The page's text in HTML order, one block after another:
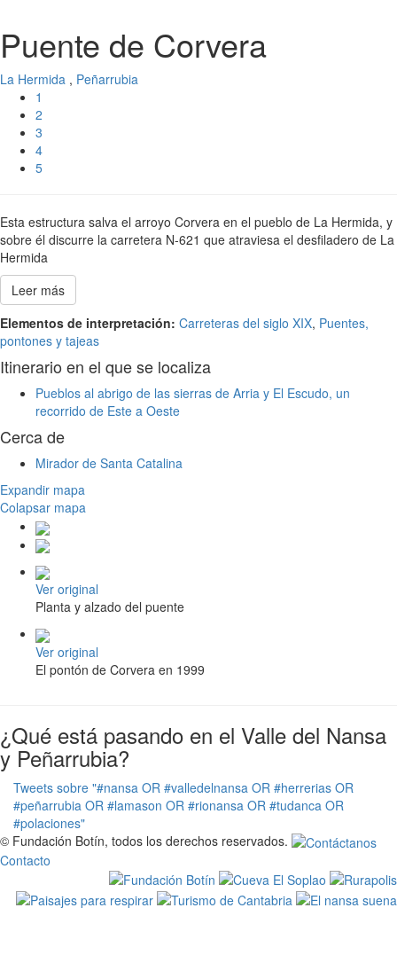
Puente de Corvera
La Hermida , Peñarrubia
1
2
3
4
5
Esta estructura salva el arroyo Corvera en el pueblo de La Hermida, y
sobre él discurre la carretera N-621 que atraviesa el desfiladero de La
Hermida
Leer más
Elementos de interpretación: Carreteras del siglo XIX, Puentes,
pontones y tajeas
Itinerario en el que se localiza
Pueblos al abrigo de las sierras de Arria y El Escudo, un
recorrido de Este a Oeste
Cerca de
Mirador de Santa Catalina
Expandir mapa
Colapsar mapa
Ver original
Planta y alzado del puente
Ver original
El pontón de Corvera en 1999
¿Qué está pasando en el Valle del Nansa
y Peñarrubia?
Tweets sobre "#nansa OR #valledelnansa OR #herrerias OR
#peñarrubia OR #lamason OR #rionansa OR #tudanca OR
#polaciones"
© Fundación Botín, todos los derechos reservados.
Contacto